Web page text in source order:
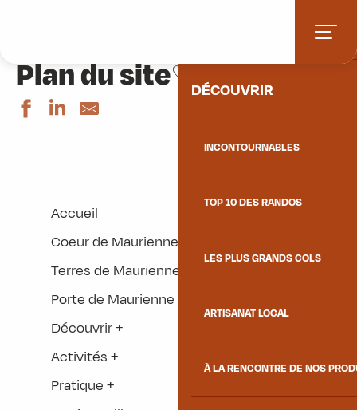
principal
DÉCOUVRIR
INCONTOURNABLES
TOP 10 DES RANDOS
LES PLUS GRANDS COLS
ARTISANAT LOCAL
À LA RENCONTRE DE NOS
Plan du siteAjouter aux favoris
Accueil
Coeur de Maurienne
Terres de Maurienne +
Porte de Maurienne +
Découvrir +
Activités +
Pratique +